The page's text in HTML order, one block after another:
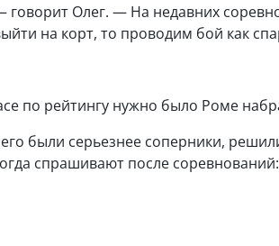
Олег. — На недавних
на корт, то проводим бой как
по рейтингу нужно было Роме
были серьезнее соперники,
спрашивают после